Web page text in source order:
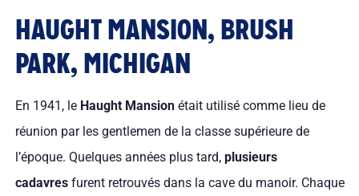
HAUGHT MANSION, BRUSH
PARK, MICHIGAN
En 1941, le Haught Mansionétait utilisé comme lieu de
réunion par les gentlemen de la classe supérieure de
l’époque. Quelques années plus tard, plusieurs
cadavresfurent retrouvés dans la cave du manoir. Chaque